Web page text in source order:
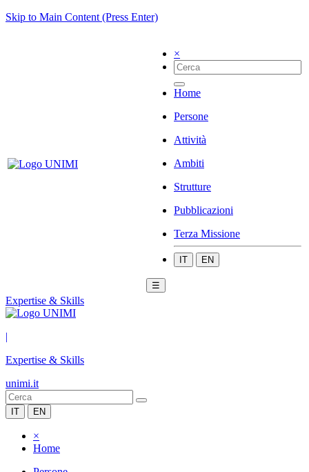
Skip to Main Content (Press Enter)
×
Home
Persone
Attività
Ambiti
Strutture
Pubblicazioni
Terza Missione
IT EN
☰
Expertise & Skills
|
Expertise & Skills
unimi.it
IT EN
×
Home